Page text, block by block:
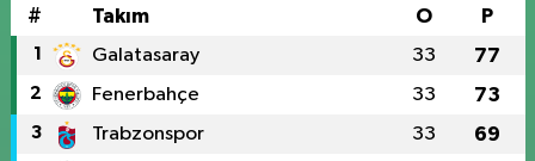
# Takım O P
1 Galatasaray 33 77
2 Fenerbahçe 33 73
3 Trabzonspor 33 69